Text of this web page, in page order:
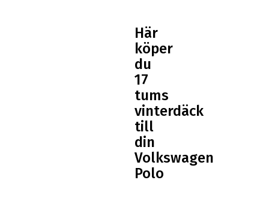
Här
köper
du
17
tums
vinterdäck
till
din
Volkswagen
Polo